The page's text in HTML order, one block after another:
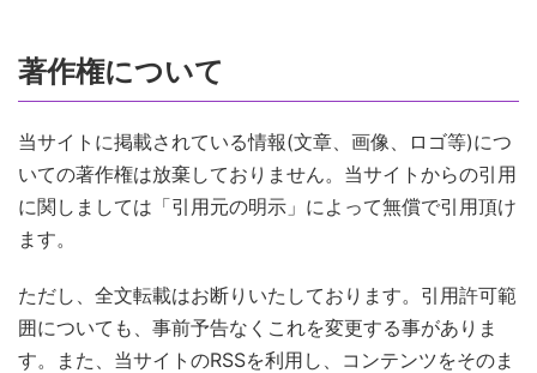
著作権について
当サイトに掲載されている情報(文章、画像、ロゴ等)につ
いての著作権は放棄しておりません。当サイトからの引用
に関しましては「引用元の明示」によって無償で引用頂け
ます。
ただし、全文転載はお断りいたしております。引用許可範
囲についても、事前予告なくこれを変更する事がありま
す。また、当サイトのRSSを利用し、コンテンツをそのま